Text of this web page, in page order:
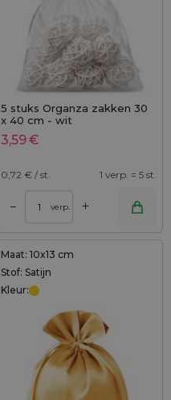
5 stuks Organza zakken 30
x 40 cm - wit
3,59€
0,72 € / st. 1 verp. = 5 st.
– verp. +
Maat: 10x13 cm
Stof: Satijn
Kleur: